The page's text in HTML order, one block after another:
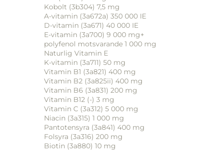
Kobolt (3b304) 7,5 mg
A-vitamin (3a672a) 350 000 IE
D-vitamin (3a671) 40 000 IE
E-vitamin (3a700) 9 000 mg+
polyfenol motsvarande 1 000 mg
Naturlig Vitamin E
K-vitamin (3a711) 50 mg
Vitamin B1 (3a821) 400 mg
Vitamin B2 (3a825ii) 400 mg
Vitamin B6 (3a831) 200 mg
Vitamin B12 (-) 3 mg
Vitamin C (3a312) 5 000 mg
Niacin (3a315) 1 000 mg
Pantotensyra (3a841) 400 mg
Folsyra (3a316) 200 mg
Biotin (3a880) 10 mg